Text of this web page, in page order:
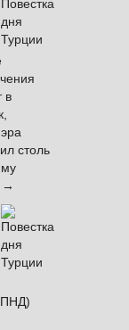
в
столь
→